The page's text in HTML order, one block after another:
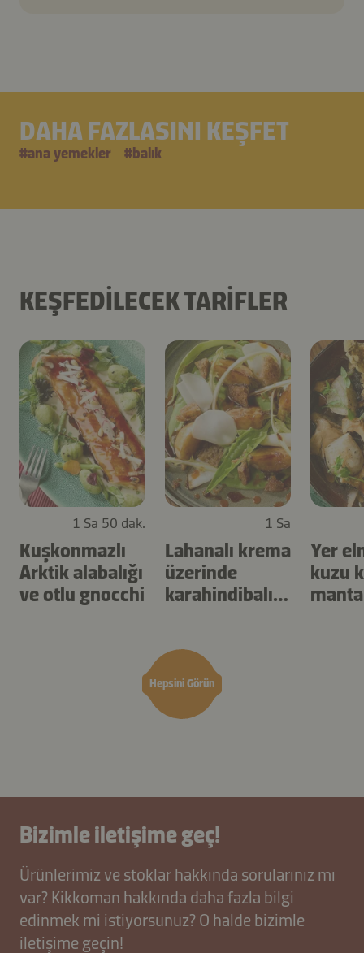
DAHA FAZLASINI KEŞFET
#ana yemekler #balık
KEŞFEDILECEK TARIFLER
Hepsini Görün
1 Sa 50 dak.
Kuşkonmazlı
Arktik alabalığı
ve otlu gnocchi
1 Sa
Lahanalı krema
üzerinde
karahindibalı
Yer
kuzu
Bizimle iletişime geç!
Ürünlerimiz ve stoklar hakkında sorularınız mı
var? Kikkoman hakkında daha fazla bilgi
edinmek mi istiyorsunuz? O halde bizimle
iletişime geçin!